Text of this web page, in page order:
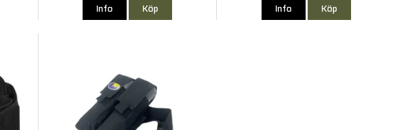
Info Köp Info Köp